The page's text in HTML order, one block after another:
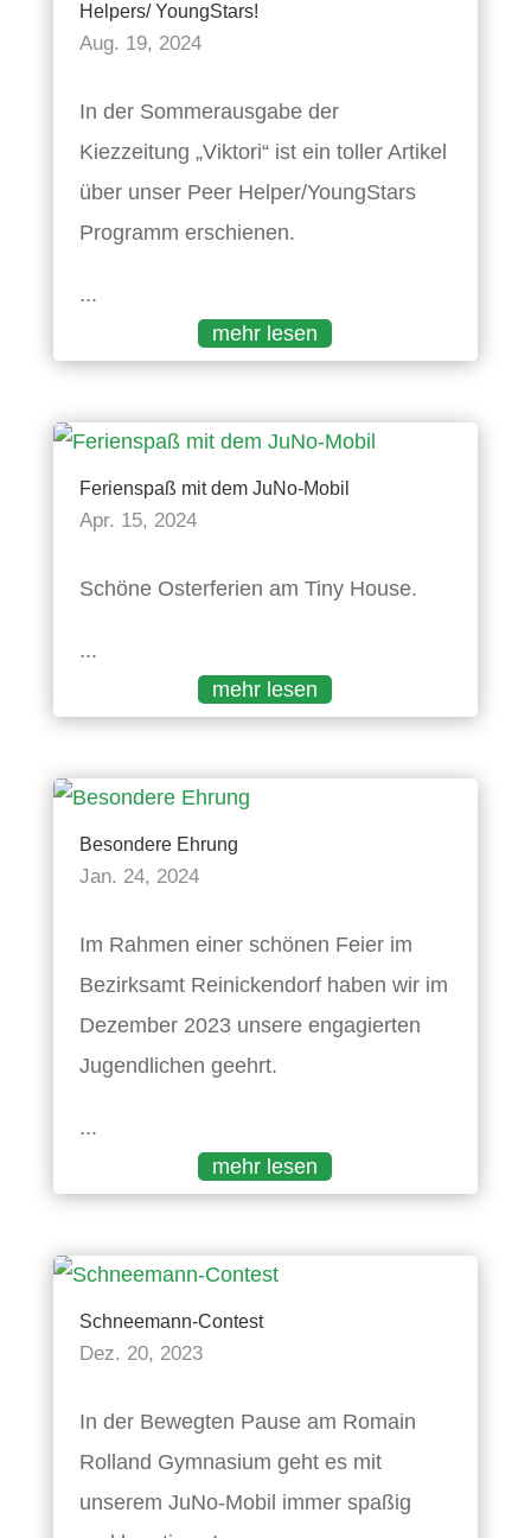
Helpers/ YoungStars!
Aug. 19, 2024
In der Sommerausgabe der
Kiezzeitung „Viktori“ ist ein toller Artikel
über unser Peer Helper/YoungStars
Programm erschienen.
...
mehr lesen
Ferienspaß mit dem JuNo-Mobil
Apr. 15, 2024
Schöne Osterferien am Tiny House.
...
mehr lesen
Besondere Ehrung
Jan. 24, 2024
Im Rahmen einer schönen Feier im
Bezirksamt Reinickendorf haben wir im
Dezember 2023 unsere engagierten
Jugendlichen geehrt.
...
mehr lesen
Schneemann-Contest
Dez. 20, 2023
In der Bewegten Pause am Romain
Rolland Gymnasium geht es mit
unserem JuNo-Mobil immer spaßig